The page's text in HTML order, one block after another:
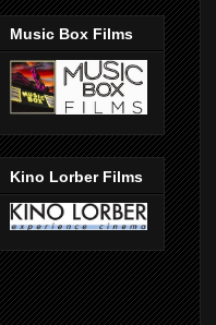
Music Box Films
Kino Lorber Films